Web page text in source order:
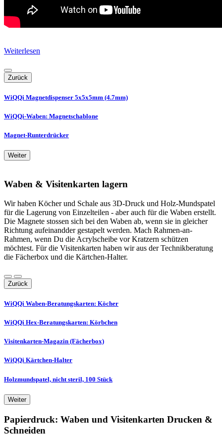
Weiterlesen
Zurück
WiQQi Magnetdispenser 5x5x5mm (4.7mm)
WiQQi-Waben: Magnetschablone
Magnet-Runterdrücker
Weiter
Waben & Visitenkarten lagern
Wir haben Köcher und Schale aus 3D-Druck und Holz-Mundspatel
für die Lagerung von Einzelteilen - aber auch für die Waben erstellt.
Die Magnete stossen sich bei den Waben ab, wenn sie in gleicher
Richtung aufeinandder gestapelt werden. Mach Rahmen-an-
Rahmen, wenn Du die Acrylscheibe vor Kratzern schützen
möchtest. Für die Visitenkarten haben wir aus der Technikberatung
die Fächerbox und die Kärtchen-Halter.
Zurück
WiQQi Waben-Beratungskarten: Köcher
WiQQi Hex-Beratungskarten: Körbchen
Visitenkarten-Magazin (Fächerbox)
WiQQi Kärtchen-Halter
Holzmundspatel, nicht steril, 100 Stück
Weiter
Papierdruck: Waben und Visitenkarten Drucken &
Schneiden